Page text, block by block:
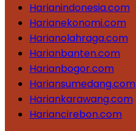
Harianindonesia.com
Harianekonomi.com
Harianolahraga.com
Harianbanten.com
Harianbogor.com
Hariansumedang.com
Hariankarawang.com
Hariancirebon.com